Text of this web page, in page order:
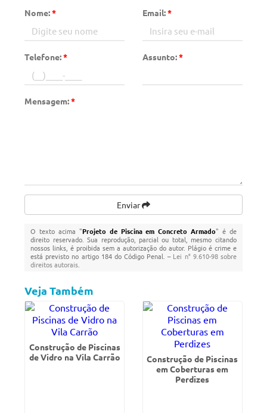
Nome:* Email:*
Telefone:* Assunto:*
Mensagem:*
Enviar
O texto acima "Projeto de Piscina em Concreto Armado" é de
direito reservado. Sua reprodução, parcial ou total, mesmo citando
nossos links, é proibida sem a autorização do autor. Plágio é crime e
está previsto no artigo 184 do Código Penal. – Lei n° 9.610-98 sobre
direitos autorais
Veja Também
Construção de Piscinas
de Vidro na Vila Carrão
Construção de Piscinas
em Coberturas em
Perdizes